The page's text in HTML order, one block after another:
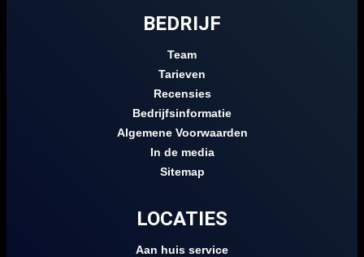
BEDRIJF
Team
Tarieven
Recensies
Bedrijfsinformatie
Algemene Voorwaarden
In de media
Sitemap
LOCATIES
Aan huis service